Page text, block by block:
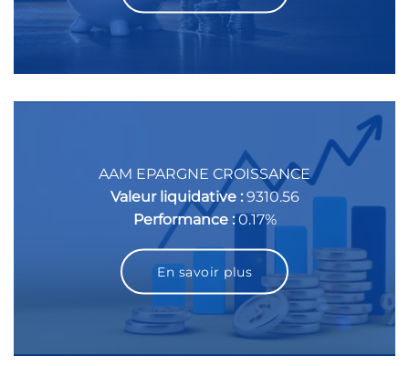
AAM EPARGNE CROISSANCE
Valeur liquidative : 9310.56
Performance : 0.17%
En savoir plus